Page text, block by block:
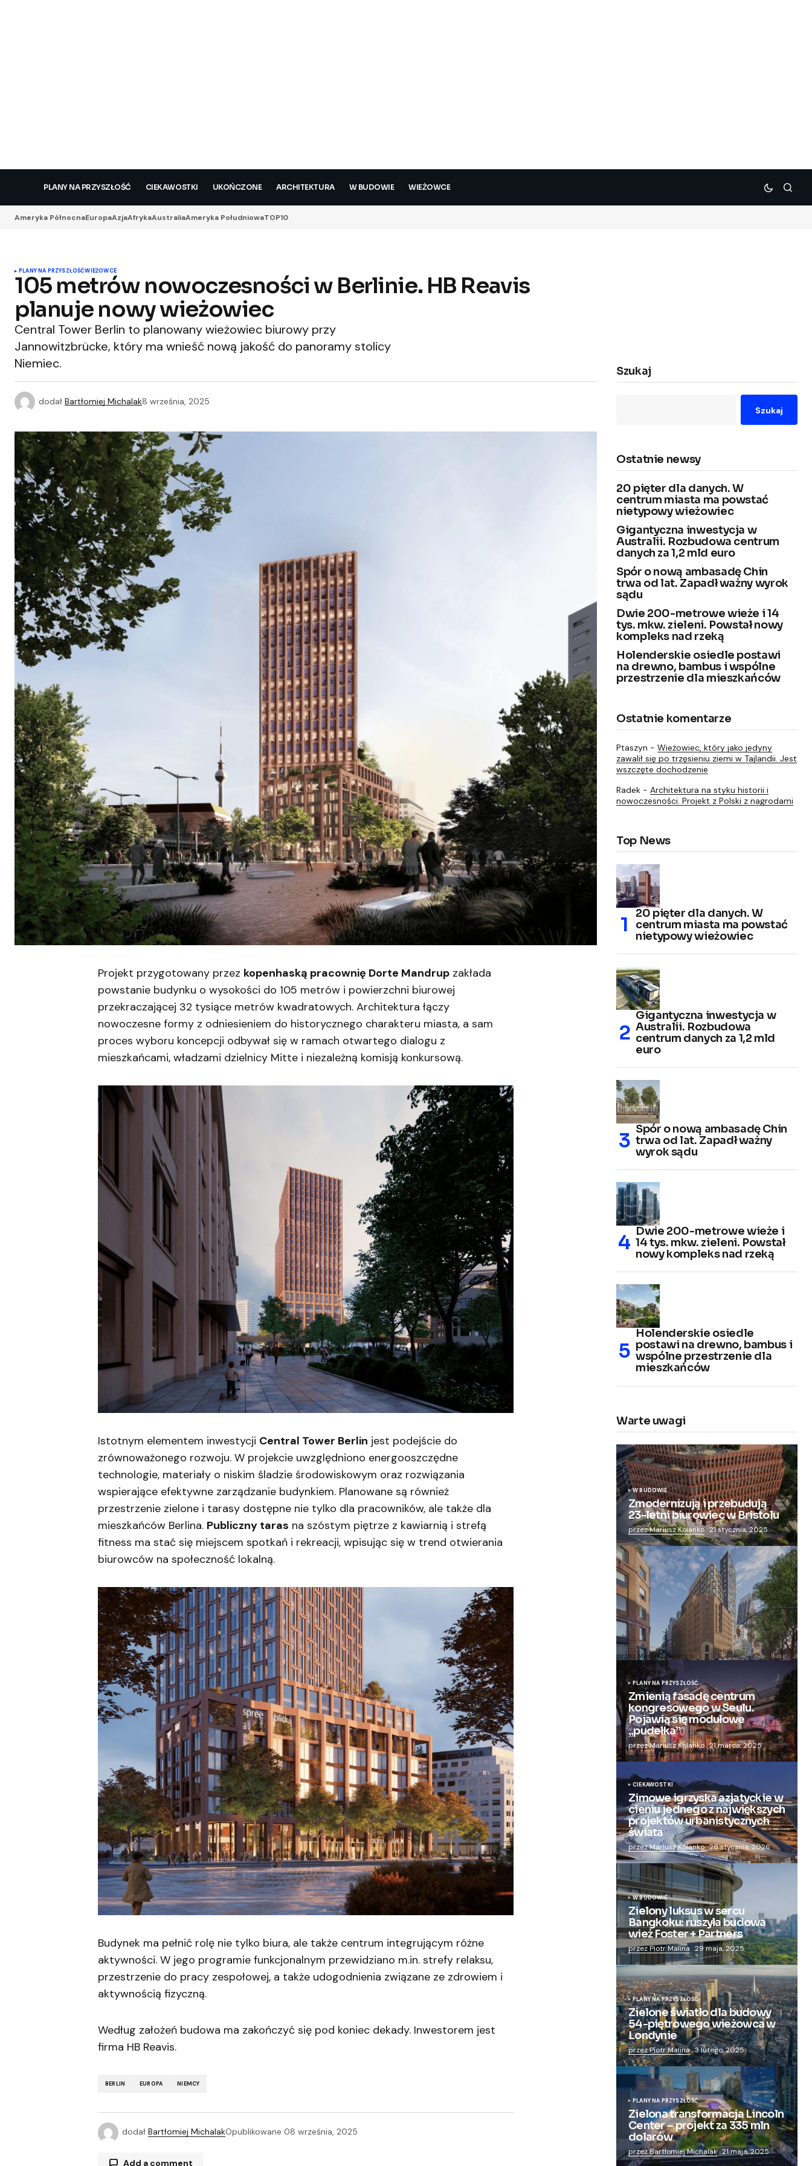
PLANY NA PRZYSZŁOŚĆ CIEKAWOSTKI UKOŃCZONE ARCHITEKTURA W BUDOWIE WIEŻOWCE
Ameryka PółnocnaEuropaAzjaAfrykaAustraliaAmeryka PołudniowaTOP10
PLANY NA PRZYSZŁOŚĆWIEŻOWCE
105 metrów nowoczesności w Berlinie. HB Reavis
planuje nowy wieżowiec
Central Tower Berlin to planowany wieżowiec biurowy przy
Jannowitzbrücke, który ma wnieść nową jakość do panoramy stolicy
Niemiec.
dodał Bartłomiej Michalak8 września, 2025
Projekt przygotowany przez kopenhaską pracownię Dorte Mandrup zakłada
powstanie budynku o wysokości do 105 metrów i powierzchni biurowej
przekraczającej 32 tysiące metrów kwadratowych. Architektura łączy
nowoczesne formy z odniesieniem do historycznego charakteru miasta, a sam
proces wyboru koncepcji odbywał się w ramach otwartego dialogu z
mieszkańcami, władzami dzielnicy Mitte i niezależną komisją konkursową.
Istotnym elementem inwestycji Central Tower Berlin jest podejście do
zrównoważonego rozwoju. W projekcie uwzględniono energooszczędne
technologie, materiały o niskim śladzie środowiskowym oraz rozwiązania
wspierające efektywne zarządzanie budynkiem. Planowane są również
przestrzenie zielone i tarasy dostępne nie tylko dla pracowników, ale także dla
mieszkańców Berlina. Publiczny taras na szóstym piętrze z kawiarnią i strefą
fitness ma stać się miejscem spotkań i rekreacji, wpisując się w trend otwierania
biurowców na społeczność lokalną.
Budynek ma pełnić rolę nie tylko biura, ale także centrum integrującym różne
aktywności. W jego programie funkcjonalnym przewidziano m.in. strefy relaksu,
przestrzenie do pracy zespołowej, a także udogodnienia związane ze zdrowiem i
aktywnością fizyczną.
Według założeń budowa ma zakończyć się pod koniec dekady. Inwestorem jest
firma HB Reavis.
BERLIN EUROPA NIEMCY
dodał Bartłomiej MichalakOpublikowane 08 września, 2025
Add a comment
Szukaj
Szukaj
Ostatnie newsy
20 pięter dla danych. W
centrum miasta ma powstać
nietypowy wieżowiec
Gigantyczna inwestycja w
Australii. Rozbudowa centrum
danych za 1,2 mld euro
Spór o nową ambasadę Chin
trwa od lat. Zapadł ważny wyrok
sądu
Dwie 200-metrowe wieże i 14
tys. mkw. zieleni. Powstał nowy
kompleks nad rzeką
Holenderskie osiedle postawi
na drewno, bambus i wspólne
przestrzenie dla mieszkańców
Ostatnie komentarze
Ptaszyn - Wieżowiec, który jako jedyny
zawalił się po trzęsieniu ziemi w Tajlandii. Jest
wszczęte dochodzenie
Radek - Architektura na styku historii i
nowoczesności. Projekt z Polski z nagrodami
Top News
20 pięter dla danych. W
centrum miasta ma powstać
nietypowy wieżowiec
Gigantyczna inwestycja w
Australii. Rozbudowa
centrum danych za 1,2 mld
euro
Spór o nową ambasadę Chin
trwa od lat. Zapadł ważny
wyrok sądu
Dwie 200-metrowe wieże i
14 tys. mkw. zieleni. Powstał
nowy kompleks nad rzeką
Holenderskie osiedle
postawi na drewno, bambus i
wspólne przestrzenie dla
mieszkańców
Warte uwagi
W BUDOWIE
Zmodernizują i przebudują
23-letni biurowiec w Bristolu
przez Mariusz Kolanko 21 stycznia, 2025
Zmieniają więzienie dla kobiet w
nowoczesny apartamentowiec
przez Mariusz Kolanko 20 lipca, 2024
PLANY NA PRZYSZŁOŚĆ
Zmienią fasadę centrum
kongresowego w Seulu.
Pojawią się modułowe
„pudełka”
przez Mariusz Kolanko 21 marca, 2025
CIEKAWOSTKI
Zimowe igrzyska azjatyckie w
cieniu jednego z największych
projektów urbanistycznych
świata
przez Mariusz Kolanko 28 stycznia, 2026
W BUDOWIE
Zielony luksus w sercu
Bangkoku: ruszyła budowa
wież Foster + Partners
przez Piotr Malina 29 maja, 2025
PLANY NA PRZYSZŁOŚĆ
Zielone światło dla budowy
54-piętrowego wieżowca w
Londynie
przez Piotr Malina 3 lutego, 2025
PLANY NA PRZYSZŁOŚĆ
Zielona transformacja Lincoln
Center – projekt za 335 mln
dolarów
przez Bartłomiej Michalak 21 maja, 2025